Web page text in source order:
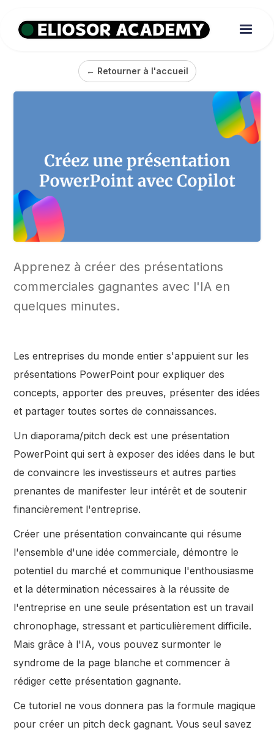
← Retourner à l'accueil
Apprenez à créer des présentations
commerciales gagnantes avec l'IA en
quelques minutes.
Les entreprises du monde entier s'appuient sur les
présentations PowerPoint pour expliquer des
concepts, apporter des preuves, présenter des idées
et partager toutes sortes de connaissances.
Un diaporama/pitch deck est une présentation
PowerPoint qui sert à exposer des idées dans le but
de convaincre les investisseurs et autres parties
prenantes de manifester leur intérêt et de soutenir
financièrement l'entreprise.
Créer une présentation convaincante qui résume
l'ensemble d'une idée commerciale, démontre le
potentiel du marché et communique l'enthousiasme
et la détermination nécessaires à la réussite de
l'entreprise en une seule présentation est un travail
chronophage, stressant et particulièrement difficile.
Mais grâce à l'IA, vous pouvez surmonter le
syndrome de la page blanche et commencer à
rédiger cette présentation gagnante.
Ce tutoriel ne vous donnera pas la formule magique
pour créer un pitch deck gagnant. Vous seul savez